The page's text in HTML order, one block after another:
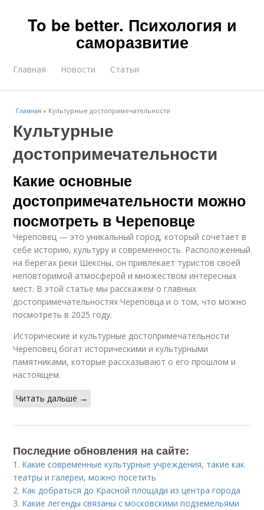
To be better. Психология и
саморазвитие
Главная Новости Статьи
Главная » Культурные достопримечательности
Культурные
достопримечательности
Какие основные
достопримечательности можно
посмотреть в Череповце
Череповец — это уникальный город, который сочетает в
себе историю, культуру и современность. Расположенный
на берегах реки Шексны, он привлекает туристов своей
неповторимой атмосферой и множеством интересных
мест. В этой статье мы расскажем о главных
достопримечательностях Череповца и о том, что можно
посмотреть в 2025 году.
Исторические и культурные достопримечательности
Череповец богат историческими и культурными
памятниками, которые рассказывают о его прошлом и
настоящем.
Читать дальше →
Последние обновления на сайте:
1. Какие современные культурные учреждения, такие как
театры и галереи, можно посетить
2. Как добраться до Красной площади из центра города
3. Какие легенды связаны с московскими подземельями